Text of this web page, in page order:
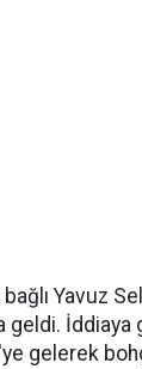
Yavuz
geldi. İddiaya
gelerek